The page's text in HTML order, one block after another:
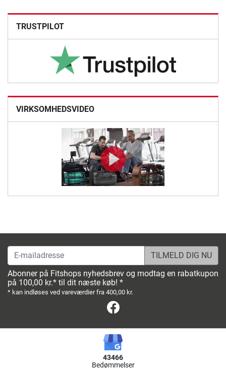
TRUSTPILOT
VIRKSOMHEDSVIDEO
E-mailadresse
Abonner på Fitshops nyhedsbrev og modtag en rabatkupon
på 100,00 kr.* til dit næste køb! *
* kan indløses ved vareværdier fra 400,00 kr.
43466
Bedømmelser